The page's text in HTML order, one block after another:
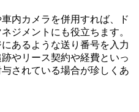
内カメラを併用すれば、ド
ジメントにも役立ちます。
あるような送り番号を入力
やリース契約や経費といっ
されている場合が珍しくあ